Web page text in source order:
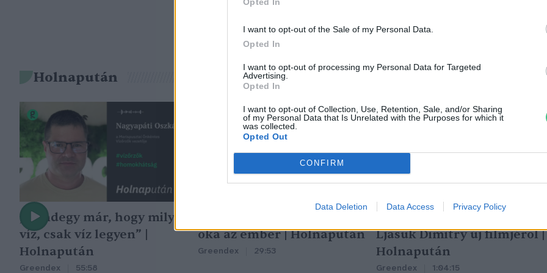
I want to opt-out of the Sale of my Personal Data.
Opted In
I want to opt-out of processing my Personal Data for Targeted
Advertising.
Opted In
I want to opt-out of Collection, Use, Retention, Sale, and/or Sharing
of my Personal Data that Is Unrelated with the Purposes for which it
was collected.
Opted Out
CONFIRM
Data Deletion Data Access Privacy Policy
Holnapután
„Mindegy már, hogy milyen
víz, csak víz legyen” |
Holnapután
Greendex 55:58
oka az ember | Holnapután
Greendex 29:53
Ljasuk Dimitry új filmjéről |
Holnapután
Greendex 1:04:15